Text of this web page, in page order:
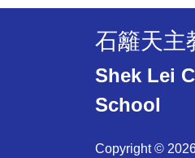
石籬天主
Shek Lei
School
Copyright ©